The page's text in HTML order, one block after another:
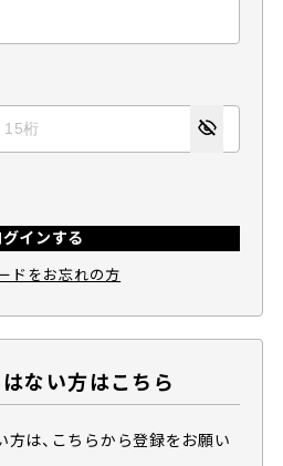
グインする
ドをお忘れの方
ない方はこちら
は、こちらから登録をお願い